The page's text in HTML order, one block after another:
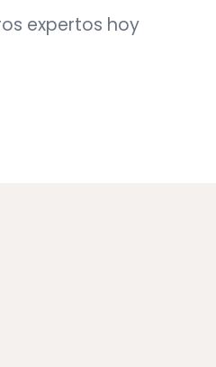
expertos hoy